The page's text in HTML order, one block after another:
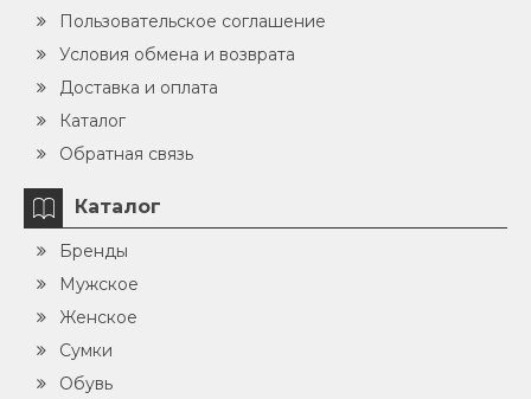
Пользовательское соглашение
Условия обмена и возврата
Доставка и оплата
Каталог
Обратная связь
Каталог
Бренды
Мужское
Женское
Сумки
Обувь